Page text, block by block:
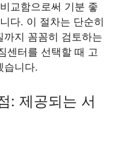
교함으로써 기분 좋
다. 이 절차는 단순히
지 꼼꼼히 검토하는
센터를 선택할 때 고
습니다.
: 제공되는 서